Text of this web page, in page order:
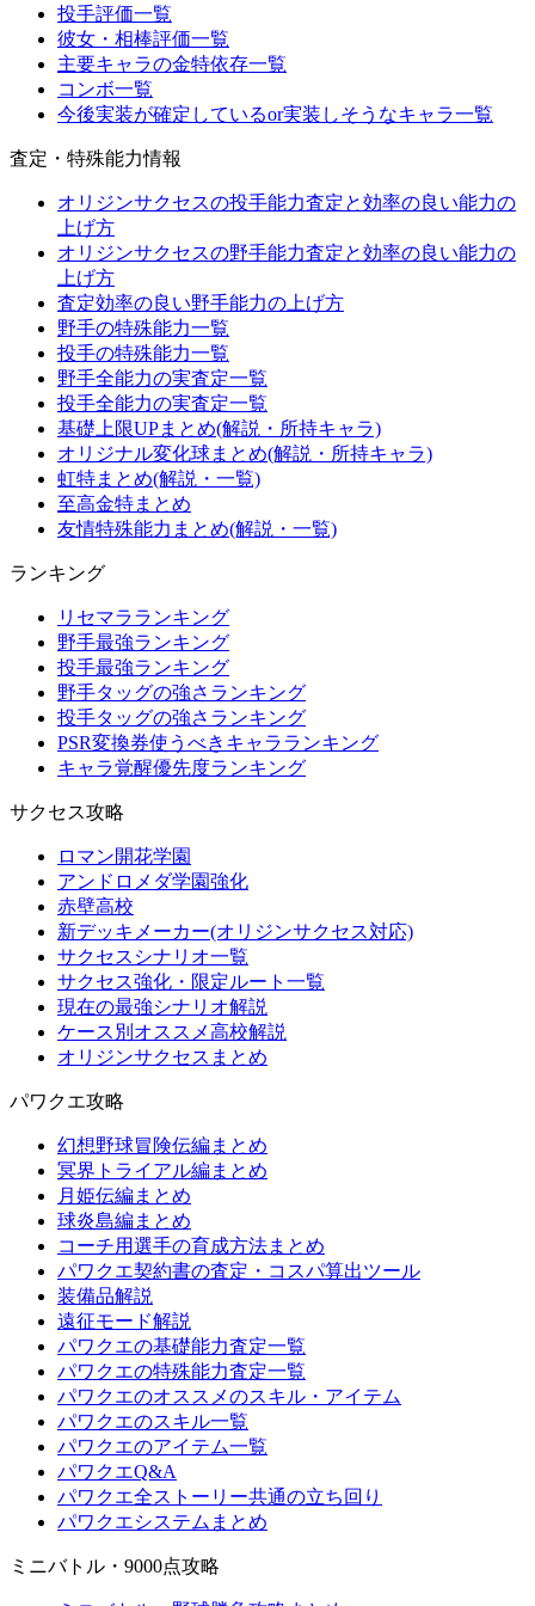
投手評価一覧
彼女・相棒評価一覧
主要キャラの金特依存一覧
コンボ一覧
今後実装が確定しているor実装しそうなキャラ一覧
査定・特殊能力情報
オリジンサクセスの投手能力査定と効率の良い能力の
上げ方
オリジンサクセスの野手能力査定と効率の良い能力の
上げ方
査定効率の良い野手能力の上げ方
野手の特殊能力一覧
投手の特殊能力一覧
野手全能力の実査定一覧
投手全能力の実査定一覧
基礎上限UPまとめ(解説・所持キャラ)
オリジナル変化球まとめ(解説・所持キャラ)
虹特まとめ(解説・一覧)
至高金特まとめ
友情特殊能力まとめ(解説・一覧)
ランキング
リセマラランキング
野手最強ランキング
投手最強ランキング
野手タッグの強さランキング
投手タッグの強さランキング
PSR変換券使うべきキャラランキング
キャラ覚醒優先度ランキング
サクセス攻略
ロマン開花学園
アンドロメダ学園強化
赤壁高校
新デッキメーカー(オリジンサクセス対応)
サクセスシナリオ一覧
サクセス強化・限定ルート一覧
現在の最強シナリオ解説
ケース別オススメ高校解説
オリジンサクセスまとめ
パワクエ攻略
幻想野球冒険伝編まとめ
冥界トライアル編まとめ
月姫伝編まとめ
球炎島編まとめ
コーチ用選手の育成方法まとめ
パワクエ契約書の査定・コスパ算出ツール
装備品解説
遠征モード解説
パワクエの基礎能力査定一覧
パワクエの特殊能力査定一覧
パワクエのオススメのスキル・アイテム
パワクエのスキル一覧
パワクエのアイテム一覧
パワクエQ&A
パワクエ全ストーリー共通の立ち回り
パワクエシステムまとめ
ミニバトル・9000点攻略